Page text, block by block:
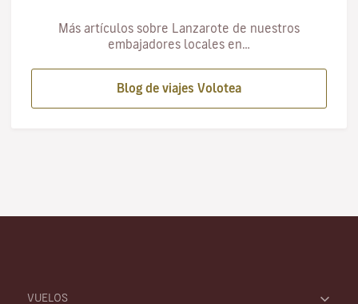
Más artículos sobre Lanzarote de nuestros
embajadores locales en…
Blog de viajes Volotea
VUELOS